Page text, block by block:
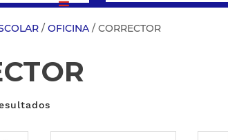
/ OFICINA / CORRECTOR